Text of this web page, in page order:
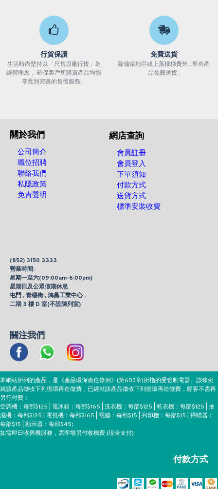
行貨保證
生活時尚堅持以「只售原廠行貨」為
經營理念， 確保客戶所購買產品均能
享受到完善的售後服務。
免費送貨
除偏遠地區或上落樓梯費外 , 所有產
品免費送貨 .
關於我們
公司簡介
職位招聘
聯絡我們
私隱政策
免責聲明
網店查詢
會員註冊
會員登入
下單須知
付款方式
送貨方式
標準安裝收費
(852) 3150 3333
營業時間:
星期一至六(09:00am-6:00pm)
星期日及公眾假期休息
屯門 , 青楊街 , 鴻昌工業中心 ,
二期 3 樓 D 室(不設陳列室)
關注我們
本網站所列的產品，是《產品環保責任條例》(第603章)所指的受管制電器。該條例
就該產品徵收下列循環再造徵費，已經就該產品徵收下列循環再造徵費，顧客不需再
另行付費：
空調機：每部$125 | 電冰箱：每部$165 | 洗衣機：每部$125 | 乾衣機：每部$125 | 抽
濕機：每部$125 | 電視機：每部$165 | 電腦：每部$15 | 列印機：每部$15 | 掃瞄器：
每部$15 | 顯示器：每部$45;
如需即日收舊機服務，需即場另付收機費 (現金支付)
付款方式